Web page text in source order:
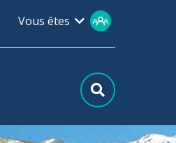
Vous êtes